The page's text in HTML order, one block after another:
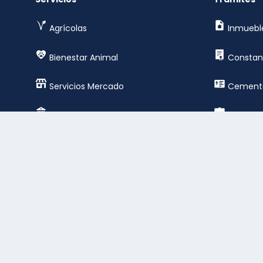
Agrícolas
Bienestar Animal
Servicios Mercado
Servicios Generales